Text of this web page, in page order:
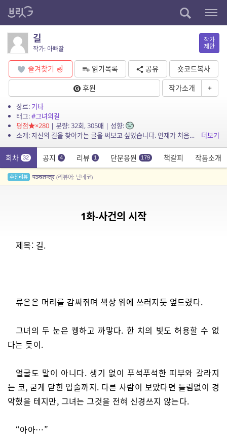
길
작가: 아빠딸
작가
제안
즐겨찾기 읽기목록 공유
숏코드복사
후원
작가소개 +
장르: 기타
태그:#그녀의길
평점
×280| 분량: 32회, 305매 | 성향:
소개: 자신의 길을 찾아가는 글을 써보고 싶었습니다. 연재가 처음이라 서툴 수 있는 점 양해부탁드립니다.
더보기
회차 32 공지 4 리뷰 1 단문응원 179 책갈피 작품소개
추천리뷰 पञ्चतन्त्र (리뷰어: 난네코)
1화-사건의 시작
제목: 길.
류은은 머리를 감싸쥐며 책상 위에 쓰러지듯 엎드렸다.
그녀의 두 눈은 퀭하고 까맣다. 한 치의 빛도 허용할 수 없
다는 듯이.
얼굴도 말이 아니다. 생기 없이 푸석푸석한 피부와 갈라지
는 코, 굳게 닫힌 입술까지. 다른 사람이 보았다면 틀림없이 경
악했을 테지만, 그녀는 그것을 전혀 신경쓰지 않는다.
“아아…”